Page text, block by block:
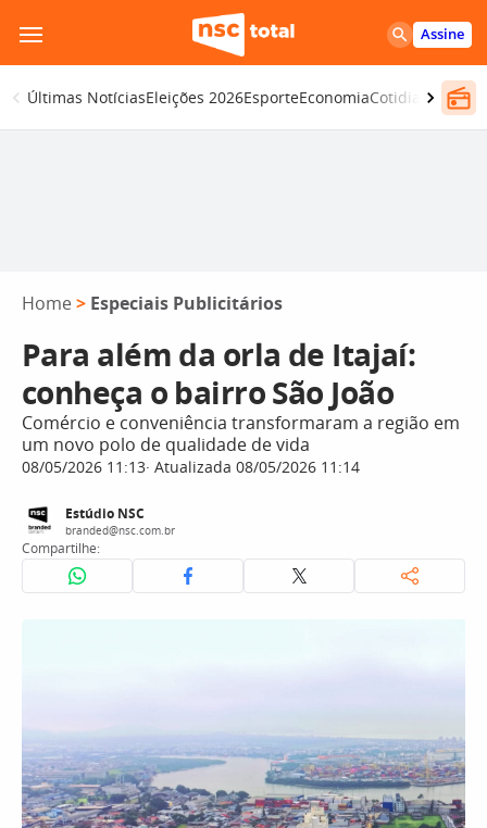
para
o
conteúdo
Assine
Últimas NotíciasEleições 2026EsporteEconomiaCotidiano
Home > Especiais Publicitários
Para além da orla de Itajaí:
conheça o bairro São João
Comércio e conveniência transformaram a região em
um novo polo de qualidade de vida
08/05/2026 11:13 Atualizada 08/05/2026 11:14
Estúdio NSC
branded@nsc.com.br
Compartilhe: